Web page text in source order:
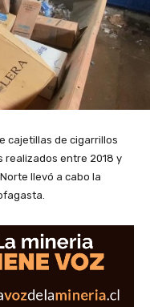
cajetillas de cigarrillos
realizados entre 2018 y
llevó a cabo la